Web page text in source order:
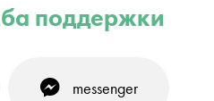
поддержки
messenger